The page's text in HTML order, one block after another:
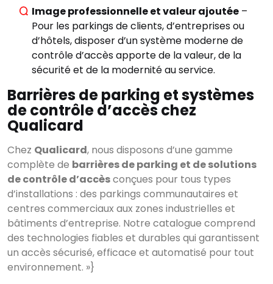
Voir tous les
résultats
Image professionnelle et valeur ajoutée –
Pour les parkings de clients, d’entreprises ou
d’hôtels, disposer d’un système moderne de
contrôle d’accès apporte de la valeur, de la
sécurité et de la modernité au service.
Barrières de parking et systèmes
de contrôle d’accès chez
Qualicard
Chez Qualicard, nous disposons d’une gamme
complète de barrières de parking et de solutions
de contrôle d’accèsconçues pour tous types
d’installations : des parkings communautaires et
centres commerciaux aux zones industrielles et
bâtiments d’entreprise. Notre catalogue comprend
des technologies fiables et durables qui garantissent
un accès sécurisé, efficace et automatisé pour tout
environnement. »}